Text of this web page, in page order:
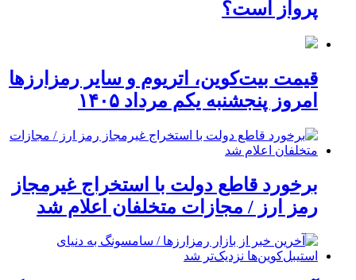
پرواز است؟
قیمت بیت‌کوین، اتریوم و سایر رمزارزها
امروز پنجشنبه یکم مرداد ۱۴۰۵
برخورد قاطع دولت با استخراج غیرمجاز
رمز ارز / مجازات متخلفان اعلام شد